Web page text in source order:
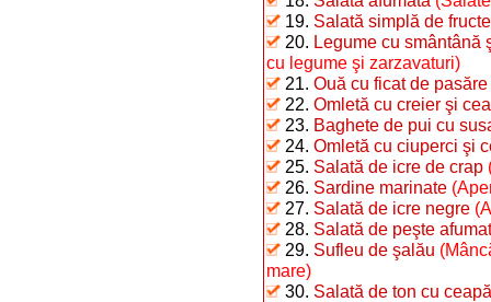
19. Salată simplă de fructe
20. Legume cu smântână
cu legume şi zarzavaturi)
21. Ouă cu ficat de pasăre
22. Omletă cu creier şi
23. Baghete de pui cu
24. Omletă cu ciuperci şi
25. Salată de icre de crap
26. Sardine marinate
27. Salată de icre negre
28. Salată de peşte
29. Sufleu de şalău
mare)
30. Salată de ton cu ceapă